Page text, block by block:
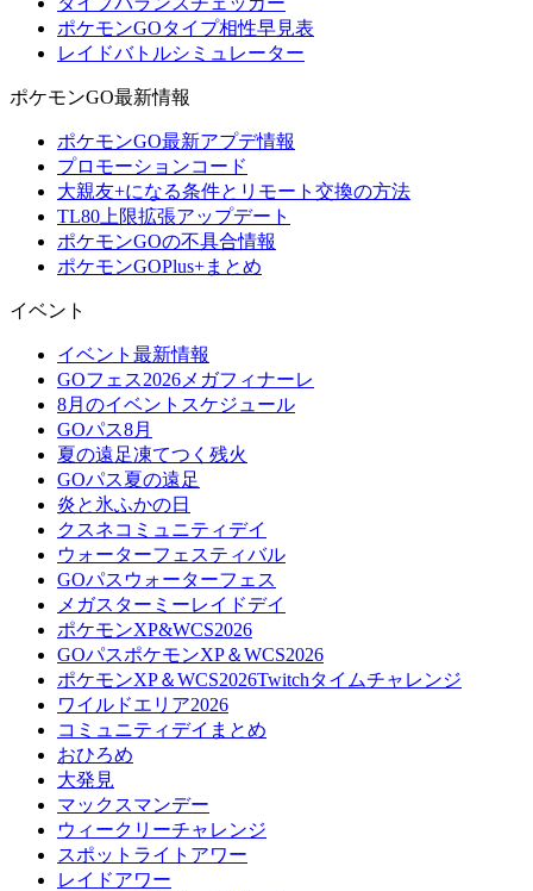
ポケモンGOタイプ相性早見表
レイドバトルシミュレーター
ポケモンGO最新情報
ポケモンGO最新アプデ情報
プロモーションコード
大親友+になる条件とリモート交換の方法
TL80上限拡張アップデート
ポケモンGOの不具合情報
ポケモンGOPlus+まとめ
イベント
イベント最新情報
GOフェス2026メガフィナーレ
8月のイベントスケジュール
GOパス8月
夏の遠足凍てつく残火
GOパス夏の遠足
炎と氷ふかの日
クスネコミュニティデイ
ウォーターフェスティバル
GOパスウォーターフェス
メガスターミーレイドデイ
ポケモンXP&WCS2026
GOパスポケモンXP＆WCS2026
ポケモンXP＆WCS2026Twitchタイムチャレンジ
ワイルドエリア2026
コミュニティデイまとめ
おひろめ
大発見
マックスマンデー
ウィークリーチャレンジ
スポットライトアワー
レイドアワー